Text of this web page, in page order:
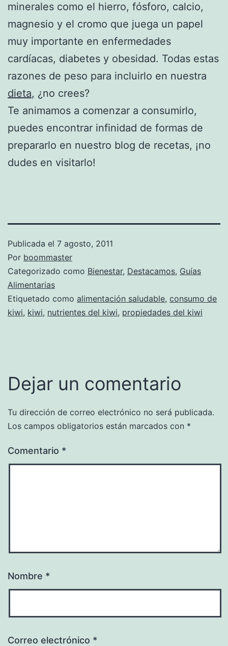
minerales como el hierro, fósforo, calcio,
magnesio y el cromo que juega un papel
muy importante en enfermedades
cardíacas, diabetes y obesidad. Todas estas
razones de peso para incluirlo en nuestra
dieta, ¿no crees?
Te animamos a comenzar a consumirlo,
puedes encontrar infinidad de formas de
prepararlo en nuestro blog de recetas, ¡no
dudes en visitarlo!
Publicada el 7 agosto, 2011
Por boommaster
Categorizado como Bienestar, Destacamos, Guías
Alimentarias
Etiquetado como alimentación saludable, consumo de
kiwi, kiwi, nutrientes del kiwi, propiedades del kiwi
Dejar un comentario
Tu dirección de correo electrónico no será publicada.
Los campos obligatorios están marcados con *
Comentario *
Nombre *
Correo electrónico *